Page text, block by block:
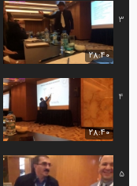
3
28:40
4
28:40
5